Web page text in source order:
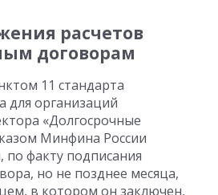
расчетов
договорам
11 стандарта
для организаций
«Долгосрочные
Минфина России
по факту подписания
но не позднее месяца,
в котором он заключен,